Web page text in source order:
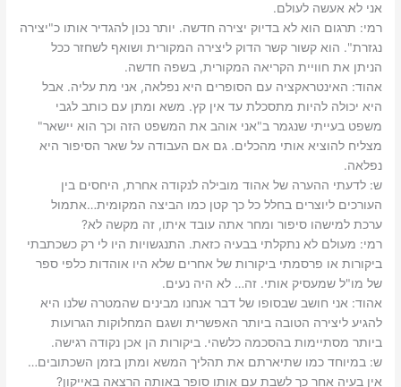
אני לא אעשה לעולם.‬
רמי: ‫תרגום הוא לא בדיוק יצירה חדשה. יותר נכון להגדיר אותו כ"יצירה
נגזרת". הוא קשור קשר הדוק ליצירה המקורית ושואף לשחזר ככל
הניתן את חוויית הקריאה המקורית, בשפה חדשה.‬
אהוד: ‫האינטראקציה עם הסופרים היא נפלאה, אני מת עליה. אבל
היא יכולה להיות מתסכלת עד אין קץ. משא ומתן עם כותב לגבי
משפט בעייתי שנגמר ב"אני אוהב את המשפט הזה וכך הוא יישאר"
מצליח להוציא אותי מהכלים. גם אם העבודה על שאר הסיפור היא
נפלאה.‬
ש: ‫לדעתי ההערה של אהוד מובילה לנקודה אחרת, היחסים בין
העורכים ליוצרים בחלל כל כך קטן כמו הביצה המקומית…אתמול
ערכת למישהו סיפור ומחר אתה עובד איתו, זה מקשה לא?‬
רמי: ‫מעולם לא נתקלתי בבעיה כזאת. התנגשויות היו לי רק כשכתבתי
ביקורות או פרסמתי ביקורות של אחרים שלא היו אוהדות כלפי ספר
של מו"ל שמעסיק אותי. זה… לא היה נעים.‬
אהוד: ‫אני חושב שבסופו של דבר אנחנו מבינים שהמטרה שלנו היא
להגיע ליצירה הטובה ביותר האפשרית ושגם המחלוקות הגרועות
ביותר מסתיימות בהסכמה כלשהי. ביקורות הן אכן נקודה רגישה.‬
‫אין בעיה אחר כך לשבת עם אותו סופר באותה הרצאה באייקון?‬